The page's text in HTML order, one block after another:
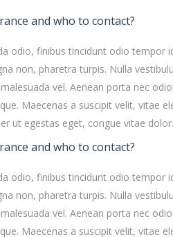
and who to contact?
odio, finibus tincidunt odio tempor
non, pharetra turpis. Nulla
vel. Aenean porta nec
Maecenas a suscipit velit, vitae
ut egestas eget, congue vitae dolor.
and who to contact?
odio, finibus tincidunt odio tempor
non, pharetra turpis. Nulla
vel. Aenean porta nec
Maecenas a suscipit velit, vitae